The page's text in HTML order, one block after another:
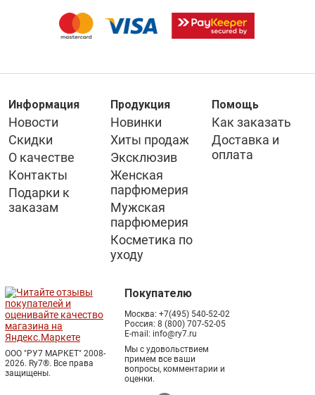
Информация
Новости
Скидки
О качестве
Контакты
Подарки к
заказам
Продукция
Новинки
Хиты продаж
Эксклюзив
Женская
парфюмерия
Мужская
парфюмерия
Косметика по
уходу
Помощь
Как заказать
Доставка и
оплата
ООО "РУ7 МАРКЕТ" 2008-
2026. Ry7®. Все права
защищены.
Покупателю
Москва: +7(495) 540-52-02
Россия: 8 (800) 707-52-05
E-mail: info@ry7.ru
Мы с удовольствием
примем все ваши
вопросы, комментарии и
оценки.